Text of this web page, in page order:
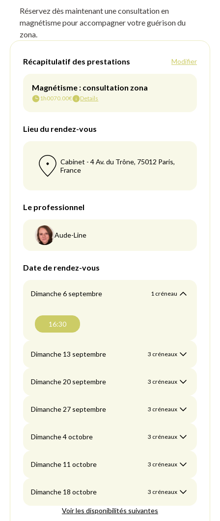
Réservez dès maintenant une consultation en
magnétisme pour accompagner votre guérison du
zona.